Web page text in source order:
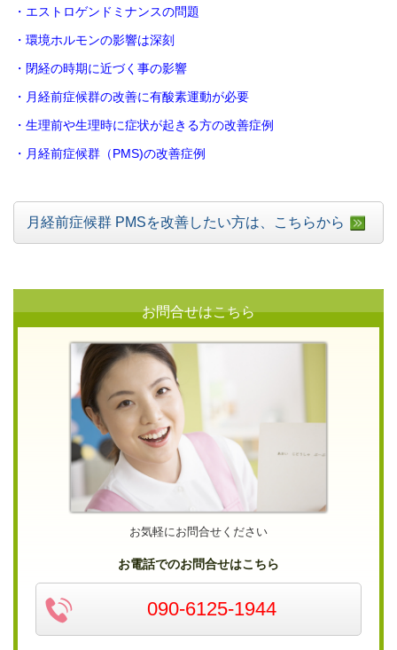
・ エストロゲンドミナンスの問題
・ 環境ホルモンの影響は深刻
・ 閉経の時期に近づく事の影響
・ 月経前症候群の改善に有酸素運動が必要
・ 生理前や生理時に症状が起きる方の改善症例
・ 月経前症候群（PMS)の改善症例
月経前症候群 PMSを改善したい方は、こちらから
お問合せはこちら
お気軽にお問合せください
お電話でのお問合せはこちら
090-6125-1944